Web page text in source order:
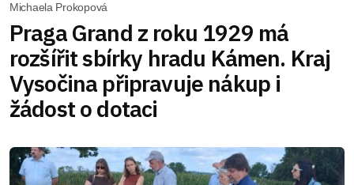
Michaela Prokopová
Praga Grand z roku 1929 má
rozšířit sbírky hradu Kámen. Kraj
Vysočina připravuje nákup i
žádost o dotaci